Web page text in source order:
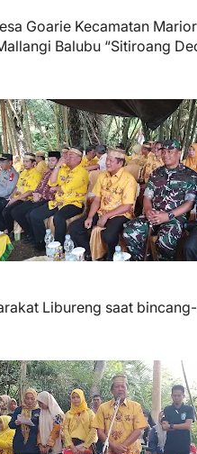
Goarie Kecamatan
Balubu “Sitiroang
Libureng saat